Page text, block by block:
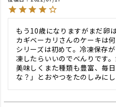
もう10歳になりますがまだ卵
カギベーカリさんのケーキは
シリーズは初めて。冷凍保存
凍したらいいのでべんりです
美味しくまた種類も豊富、毎
な？」とおやつをたのしみにし